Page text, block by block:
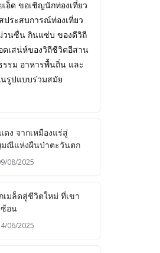
อ็ด ขอเชิญนักท่องเที่ยว
ระสบการณ์ท่องเที่ยว
วนซื่น กินแซ่บ ของดีวิถี
ดเสน่ห์ของวิถีชีวิตอีสาน
รม อาหารพื้นถิ่น และ
รูปแบบร่วมสมัย
ดง จากเหมืองแร่สู่
ณีแห่งผืนป่าตะวันตก
08/2025
เมล็ดสู่ชีวิตใหม่ ที่เขา
อน
06/2025